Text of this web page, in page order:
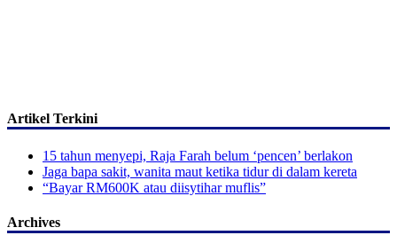
Artikel Terkini
15 tahun menyepi, Raja Farah belum ‘pencen’ berlakon
Jaga bapa sakit, wanita maut ketika tidur di dalam kereta
“Bayar RM600K atau diisytihar muflis”
Archives